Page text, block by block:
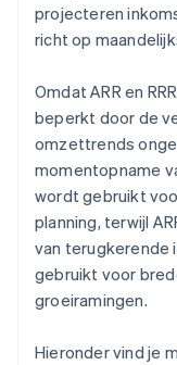
projecteren
richt op
Omdat ARR en
beperkt door de
omzettrends
momentopname
wordt gebruikt
planning, terwijl
van terugkerende
gebruikt voor
groeiramingen.
Hieronder vind je